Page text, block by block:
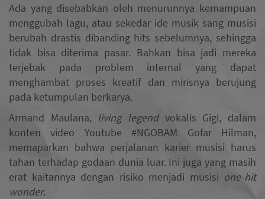
Ada yang disebabkan oleh menurunnya kemampuan
menggubah lagu, atau sekedar ide musik sang musisi
berubah drastis dibanding hits sebelumnya, sehingga
tidak bisa diterima pasar. Bahkan bisa jadi mereka
terjebak pada problem internal yang dapat
menghambat proses kreatif dan mirisnya berujung
pada ketumpulan berkarya.
Armand Maulana, living legend vokalis Gigi, dalam
konten video Youtube #NGOBAM Gofar Hilman,
memaparkan bahwa perjalanan karier musisi harus
tahan terhadap godaan dunia luar. Ini juga yang masih
erat kaitannya dengan risiko menjadi musisi one-hit
wonder.